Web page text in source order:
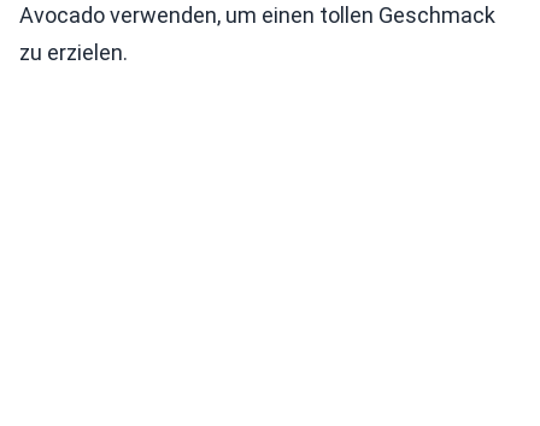
Avocado verwenden, um einen tollen Geschmack
zu erzielen.